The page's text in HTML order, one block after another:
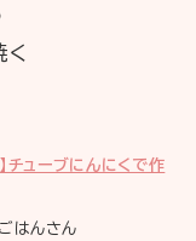
く
チューブにんにくで作
はんさん